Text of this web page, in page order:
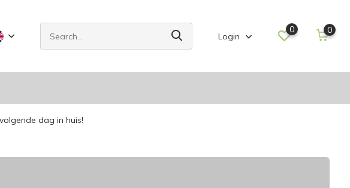
Login
0 0
dag in huis!